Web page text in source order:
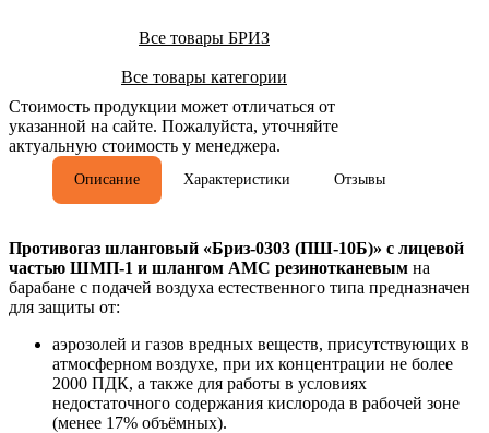
Все товары БРИЗ
Все товары категории
Стоимость продукции может отличаться от
указанной на сайте. Пожалуйста, уточняйте
актуальную стоимость у менеджера.
Описание Характеристики Отзывы
Противогаз шланговый «Бриз-0303 (ПШ-10Б)» с лицевой
частью ШМП-1 и шлангом АМС резинотканевым на
барабане с подачей воздуха естественного типа предназначен
для защиты от:
аэрозолей и газов вредных веществ, присутствующих в
атмосферном воздухе, при их концентрации не более
2000 ПДК, а также для работы в условиях
недостаточного содержания кислорода в рабочей зоне
(менее 17% объёмных).